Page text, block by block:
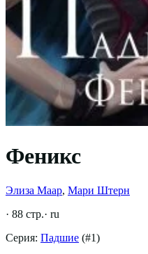
Феникс
Элиза Маар, Мари Штерн
· 88 стр.· ru
Серия: Падшие (#1)